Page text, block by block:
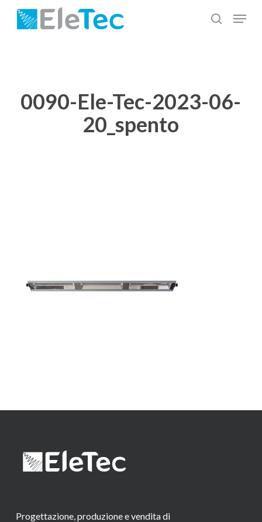
Salta
cerca
Menu
0090-Ele-Tec-2023-06-
20_spento
Progettazione, produzione e vendita di